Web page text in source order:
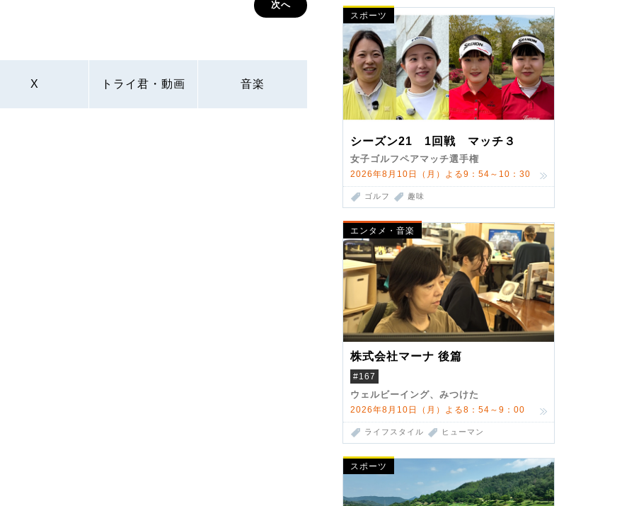
スポーツ
シーズン21 1回戦 マッチ３
女子ゴルフペアマッチ選手権
2026年8月10日（月）よる9：54～10：30
ゴルフ 趣味
エンタメ・音楽
株式会社マーナ 後篇
#167
ウェルビーイング、みつけた
2026年8月10日（月）よる8：54～9：00
ライフスタイル ヒューマン
スポーツ
次へ
X トライ君・動画 音楽